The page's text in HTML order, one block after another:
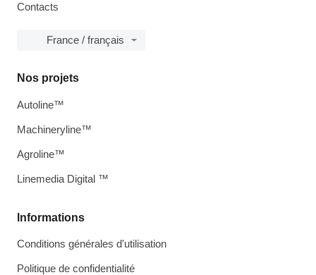
Contacts
France / français
Informations
Conditions générales d'utilisation
Politique de confidentialité
Nos projets
Autoline™
Machineryline™
Agroline™
Linemedia Digital ™